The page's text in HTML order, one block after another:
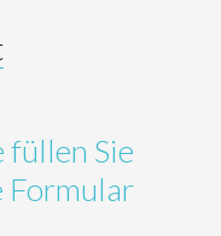
füllen Sie
Formular